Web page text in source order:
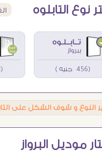
نوع التابلوه
(456 جنيه ) (553 جنيه )
النوع و شوف الشكل على
موديل البرواز